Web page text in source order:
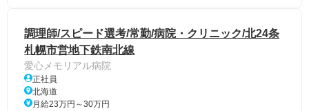
調理師/スピード選考/常勤/病院・クリニック/北24条
札幌市営地下鉄南北線
愛心メモリアル病院
正社員
北海道
月給23万円～30万円